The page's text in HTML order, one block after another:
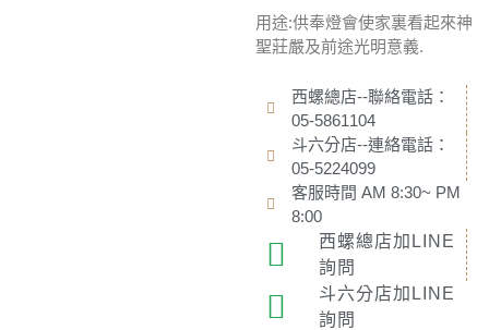
用途:供奉燈會使家裏看起來神
聖莊嚴及前途光明意義.
西螺總店--聯絡電話：
05-5861104
斗六分店--連絡電話：
05-5224099
客服時間 AM 8:30~ PM
8:00
西螺總店加LINE
詢問
斗六分店加LINE
詢問